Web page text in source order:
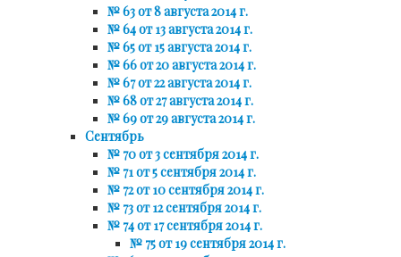
№ 63 от 8 августа 2014 г.
№ 64 от 13 августа 2014 г.
№ 65 от 15 августа 2014 г.
№ 66 от 20 августа 2014 г.
№ 67 от 22 августа 2014 г.
№ 68 от 27 августа 2014 г.
№ 69 от 29 августа 2014 г.
Сентябрь
№ 70 от 3 сентября 2014 г.
№ 71 от 5 сентября 2014 г.
№ 72 от 10 сентября 2014 г.
№ 73 от 12 сентября 2014 г.
№ 74 от 17 сентября 2014 г.
№ 75 от 19 сентября 2014 г.